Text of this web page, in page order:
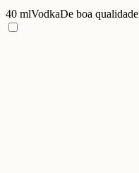
40 mlVodkaDe boa qualidade